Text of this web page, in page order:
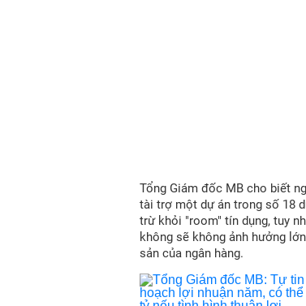
Tổng Giám đốc MB cho biết
tài trợ một dự án trong số 18
trừ khỏi "room" tín dụng, tuy
không sẽ không ảnh hưởng
sản của ngân hàng.